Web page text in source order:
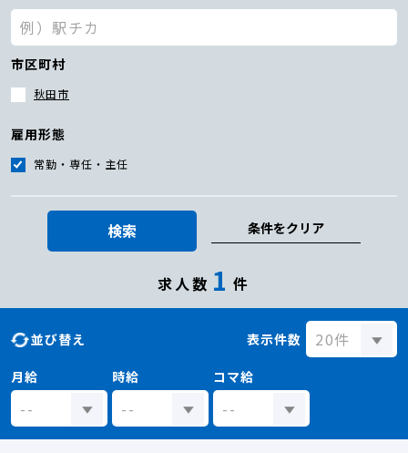
市区町村
秋田市
雇用形態
常勤・専任・主任
検索 条件をクリア
求人数 1 件
並び替え 表示件数
月給 時給 コマ給